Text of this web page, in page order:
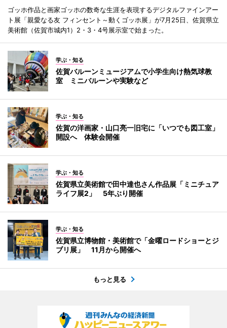
ゴッホ作品と画家ゴッホの数奇な生涯を表現するデジタルファインアー
ト展「親愛なる友 フィンセント～動くゴッホ展」が7月25日、佐賀県立
美術館（佐賀市城内1）2・3・4号展示室で始まった。
学ぶ・知る
佐賀バルーンミュージアムで小学生向け熱気球教
室 ミニバルーンや実験など
学ぶ・知る
佐賀の洋画家・山口亮一旧宅に「いつでも図工室」
開設へ 体験会開催
学ぶ・知る
佐賀県立美術館で田中達也さん作品展「ミニチュア
ライフ展2」 5年ぶり開催
学ぶ・知る
佐賀県立博物館・美術館で「金曜ロードショーとジ
ブリ展」 11月から開催へ
もっと見る